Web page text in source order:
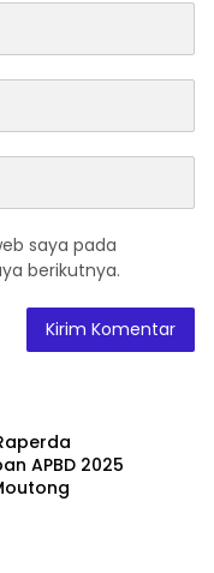
saya pada
berikutnya.
APBD 2025